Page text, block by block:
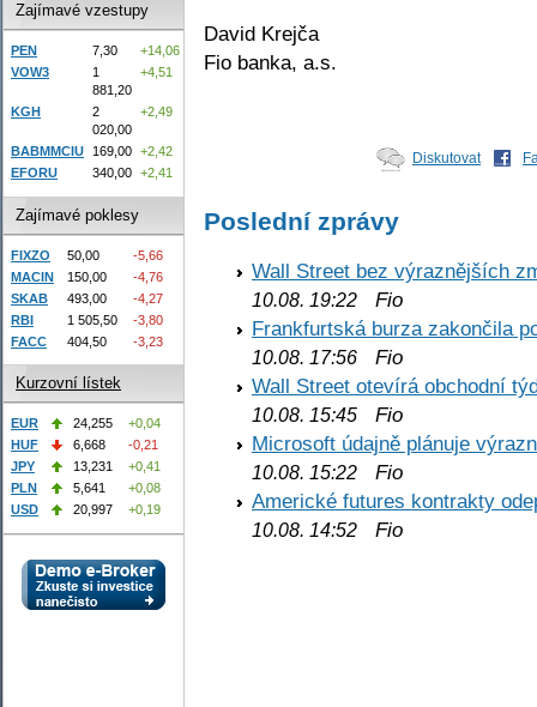
David Krejča
Fio banka, a.s.
Diskutovat
Poslední zprávy
Wall Street bez výraznějších
10.08. 19:22 Fio
Frankfurtská burza zakončila
10.08. 17:56 Fio
Wall Street otevírá obchodní
10.08. 15:45 Fio
Microsoft údajně plánuje
10.08. 15:22 Fio
Americké futures kontrakty
10.08. 14:52 Fio
Zajímavé vzestupy
PEN 7,30
+14,06
VOW3
1
881,20
+4,51
KGH
2
020,00
+2,49
BABMMCIU 169,00 +2,42
EFORU
340,00 +2,41
Zajímavé poklesy
FIXZO 50,00
-5,66
MACIN
150,00
-4,76
SKAB
493,00
-4,27
RBI
1 505,50
-3,80
FACC
404,50 -3,23
Kurzovní lístek
EUR 24,255
+0,04
HUF
6,668
-0,21
JPY
13,231
+0,41
PLN
5,641
+0,08
USD
20,997 +0,19